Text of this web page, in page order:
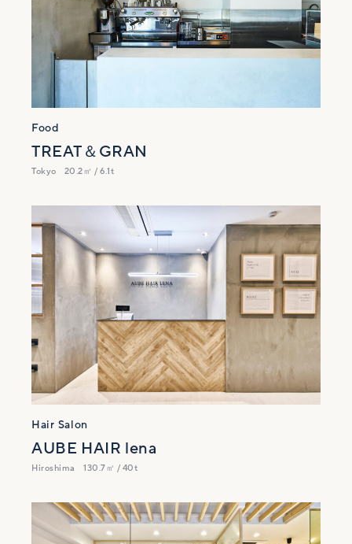
Food
TREAT＆GRAN
Tokyo 20.2㎡ / 6.1t
Hair Salon
AUBE HAIR lena
Hiroshima 130.7㎡ / 40t